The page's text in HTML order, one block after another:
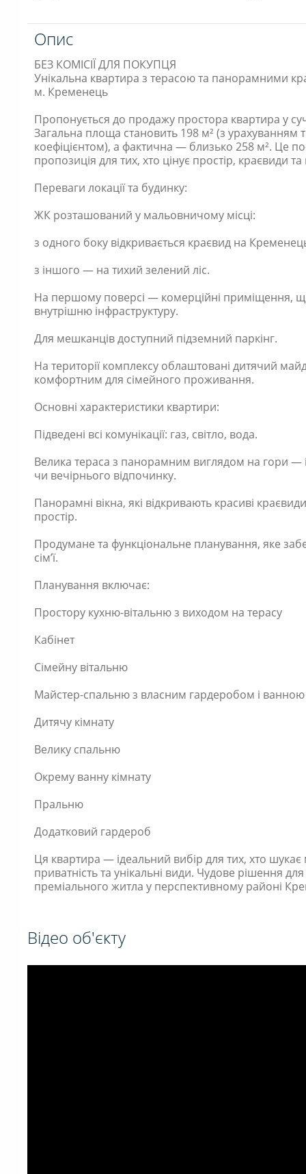
Опис
БЕЗ КОМІСІЇ ДЛЯ ПОКУПЦЯ
Унікальна квартира з терасою та панорамними
м. Кременець
Пропонується до продажу простора квартира у
Загальна площа становить 198 м² (з урахуванням
коефіцієнтом), а фактична — близько 258 м². Це
пропозиція для тих, хто цінує простір, краєвиди
Переваги локації та будинку:
ЖК розташований у мальовничому місці:
з одного боку відкривається краєвид на
з іншого — на тихий зелений ліс.
На першому поверсі — комерційні приміщення,
внутрішню інфраструктуру.
Для мешканців доступний підземний паркінг.
На території комплексу облаштовані дитячий
комфортним для сімейного проживання.
Основні характеристики квартири:
Підведені всі комунікації: газ, світло, вода.
Велика тераса з панорамним виглядом на гори —
чи вечірнього відпочинку.
Панорамні вікна, які відкривають красиві
простір.
Продумане та функціональне планування, яке
сім’ї.
Планування включає:
Простору кухню-вітальню з виходом на терасу
Кабінет
Сімейну вітальню
Майстер-спальню з власним гардеробом і ванною
Дитячу кімнату
Велику спальню
Окрему ванну кімнату
Пральню
Додатковий гардероб
Ця квартира — ідеальний вибір для тих, хто
приватність та унікальні види. Чудове рішення
преміального житла у перспективному районі
Відео об'єкту